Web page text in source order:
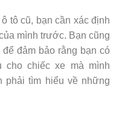
tô cũ, bạn cần xác định
mình trước. Bạn cũng
đảm bảo rằng bạn có
cho chiếc xe mà mình
phải tìm hiểu về những